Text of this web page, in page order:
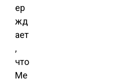
ер
жд
ает
,
что
Me